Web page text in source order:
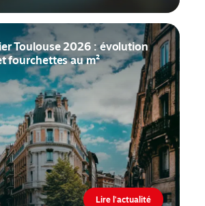
Toulouse 2026 : évolution
fourchettes au m²
Lire l'actualité